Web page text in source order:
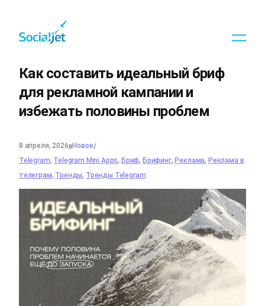
Как составить идеальный бриф
для рекламной кампании и
избежать половины проблем
8 апреля, 2026вНовое/
Telegram, Telegram Mini Apps, Бриф, Брифинг, Реклама, Реклама в
телеграм, Тренды, Тренды Telegram